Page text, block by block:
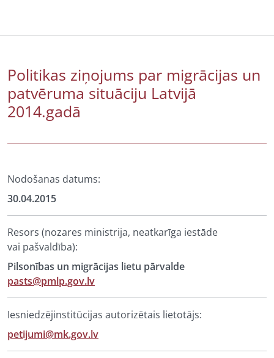
Politikas ziņojums par migrācijas un
patvēruma situāciju Latvijā
2014.gadā
Nodošanas datums:
30.04.2015
Resors (nozares ministrija, neatkarīga iestāde
vai pašvaldība):
Pilsonības un migrācijas lietu pārvalde
pasts@pmlp.gov.lv
Iesniedzējinstitūcijas autorizētais lietotājs:
petijumi@mk.gov.lv